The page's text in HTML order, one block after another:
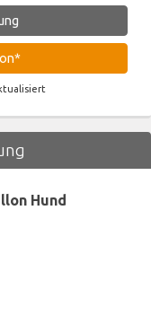
Hund